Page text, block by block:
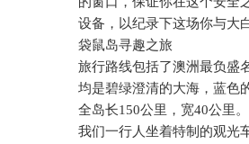
设备，以纪录下这场你与大
袋鼠岛寻趣之旅
旅行路线包括了澳洲最负盛
均是碧绿澄清的大海，蓝色
全岛长150公里，宽40公里。
我们一行人坐着特制的观光